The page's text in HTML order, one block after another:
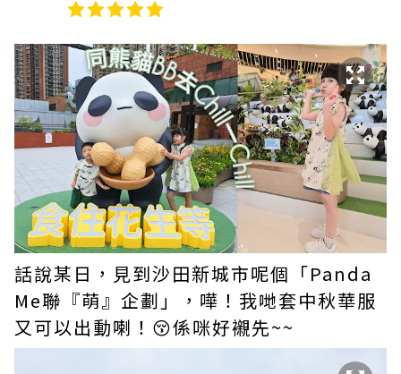
話說某日，見到沙田新城市呢個「Panda
Me聯『萌』企劃」，嘩！我哋套中秋華服
又可以出動喇！😚係咪好襯先~~